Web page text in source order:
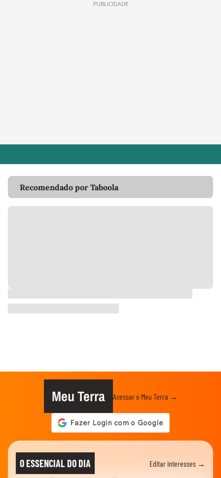
PUBLICIDADE
Recomendado por Taboola
Meu Terra Acessar o Meu Terra →
O ESSENCIAL DO DIA Editar interesses →